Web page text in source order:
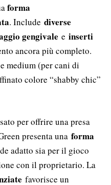
forma
. Include diverse
gengivale e inserti
ancora più completo.
medium (per cani di
colore “shabby chic”
per offrire una presa
presenta una forma
adatto sia per il gioco
con il proprietario. La
favorisce un